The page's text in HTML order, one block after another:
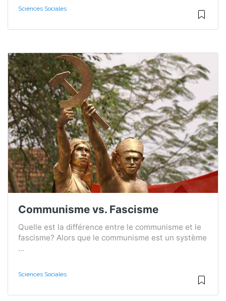
Sciences Sociales
Communisme vs. Fascisme
Quelle est la différence entre le communisme et le
fascisme? Alors que le communisme est un système
...
Sciences Sociales